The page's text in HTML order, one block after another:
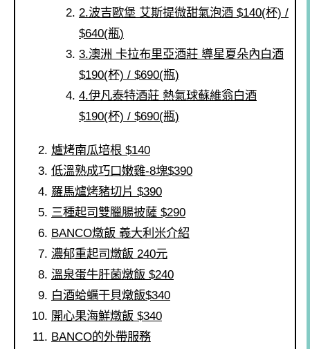
2.波吉歐堡 艾斯提微甜氣泡酒 $140(杯) /
$640(瓶)
3.澳洲 卡拉布里亞酒莊 導星夏朵內白酒
$190(杯) / $690(瓶)
4.伊凡泰特酒莊 熱氣球蘇維翁白酒
$190(杯) / $690(瓶)
爐烤南瓜培根 $140
低溫熟成巧口嫩雞-8塊$390
羅馬爐烤豬切片 $390
三種起司雙臘腸披薩 $290
BANCO燉飯 義大利米介紹
濃郁重起司燉飯 240元
溫泉蛋牛肝菌燉飯 $240
白酒蛤蠣干貝燉飯$340
開心果海鮮燉飯 $340
BANCO的外帶服務